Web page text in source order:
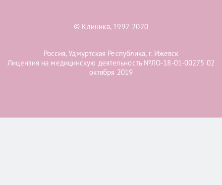
© Клиника, 1992-2020
Россия, Удмуртская Республика, г. Ижевск
Лицензия на медицинскую деятельность №ЛО-18-01-00275 02
октября 2019